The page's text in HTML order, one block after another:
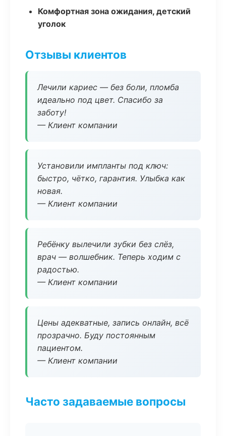
Комфортная зона ожидания, детский
уголок
Отзывы клиентов
Лечили кариес — без боли, пломба
идеально под цвет. Спасибо за
заботу!
— Клиент компании
Установили импланты под ключ:
быстро, чётко, гарантия. Улыбка как
новая.
— Клиент компании
Ребёнку вылечили зубки без слёз,
врач — волшебник. Теперь ходим с
радостью.
— Клиент компании
Цены адекватные, запись онлайн, всё
прозрачно. Буду постоянным
пациентом.
— Клиент компании
Часто задаваемые вопросы